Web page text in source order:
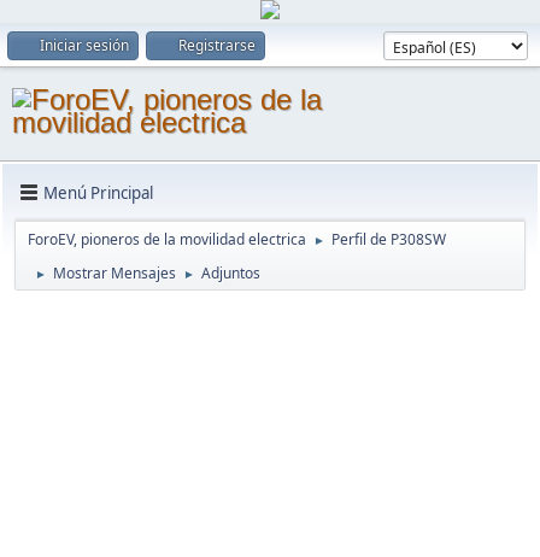
Iniciar sesión Registrarse
Menú Principal
ForoEV, pioneros de la movilidad electrica ► Perfil de P308SW
► Mostrar Mensajes ► Adjuntos